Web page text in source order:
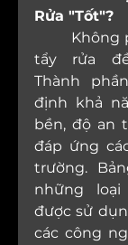
Rửa "Tốt"?
tẩy rửa
Thành
định khả
bền, độ an
đáp ứng
trường.
những
được sử
các công